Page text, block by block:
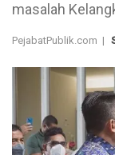
masalah
PejabatPublik.com |